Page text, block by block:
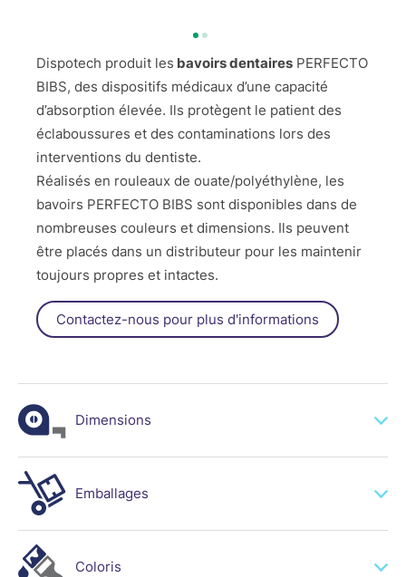
Dispotech produit les bavoirs dentaires PERFECTO
BIBS, des dispositifs médicaux d’une capacité
d’absorption élevée. Ils protègent le patient des
éclaboussures et des contaminations lors des
interventions du dentiste.
Réalisés en rouleaux de ouate/polyéthylène, les
bavoirs PERFECTO BIBS sont disponibles dans de
nombreuses couleurs et dimensions. Ils peuvent
être placés dans un distributeur pour les maintenir
toujours propres et intactes.
Contactez-nous pour plus d'informations
Dimensions
50x60cm - 80pcs
50x80cm - 60pcs
Emballages
6
Coloris